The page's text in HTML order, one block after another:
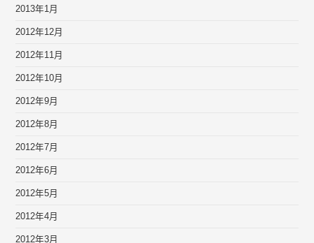
2013年1月
2012年12月
2012年11月
2012年10月
2012年9月
2012年8月
2012年7月
2012年6月
2012年5月
2012年4月
2012年3月